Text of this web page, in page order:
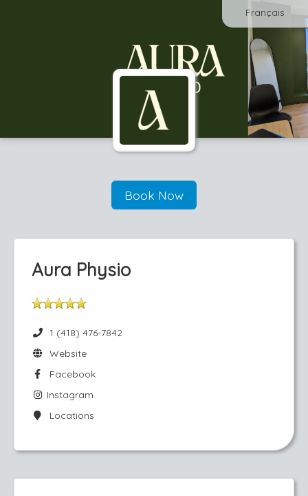
Français
Book Now
Aura Physio
1 (418) 476-7842
Website
Facebook
Instagram
Locations